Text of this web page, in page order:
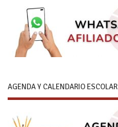
AGENDA Y CALENDARIO ESCOLAR